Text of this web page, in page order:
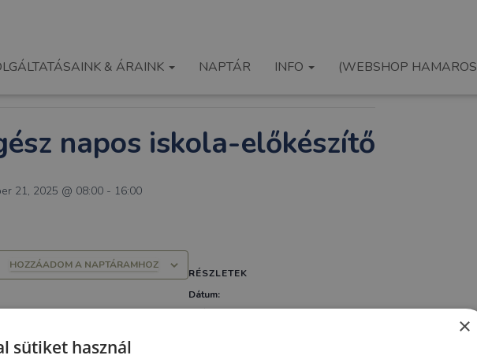
& ÁRAINK NAPTÁR INFO (WEBSHOP
napos iskola-előkészítő
21, 2025 @ 08:00- 16:00
HOZZÁADOM A NAPTÁRAMHOZ
RÉSZLETEK
Dátum:
október 21, 2025
×
sütiket használ